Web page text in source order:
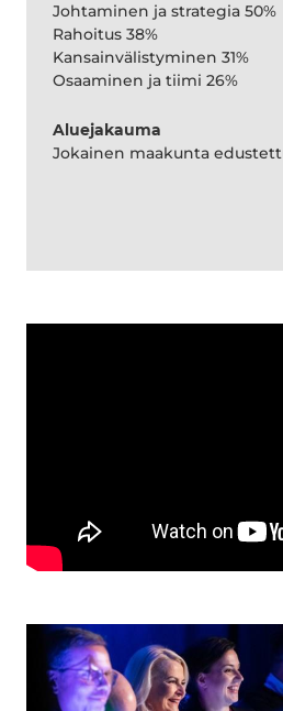
Johtaminen ja strategia 50%
Rahoitus 38%
Kansainvälistyminen 31%
Osaaminen ja tiimi 26%
Aluejakauma
Jokainen maakunta